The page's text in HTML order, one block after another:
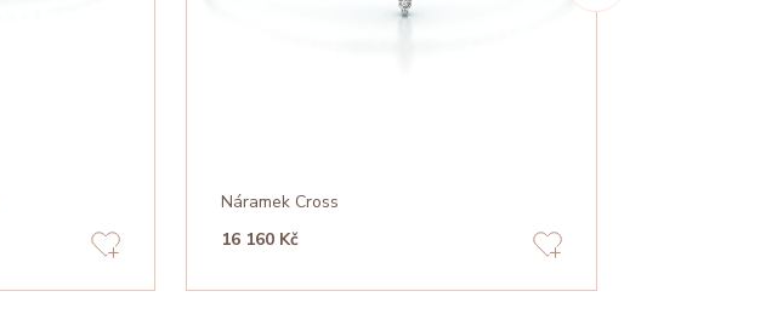
Náramek Cross
16 160 Kč